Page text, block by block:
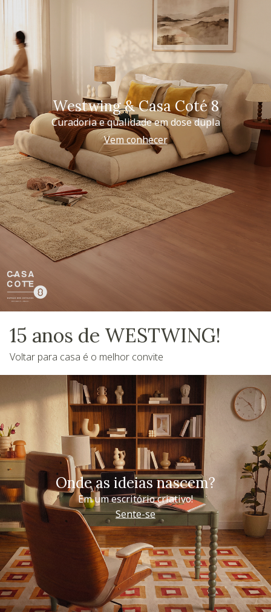
Westwing & Casa Coté 8
Curadoria e qualidade em dose dupla
Vem conhecer
15 anos de WESTWING!
Voltar para casa é o melhor convite
Onde as ideias nascem?
Em um escritório criativo!
Sente-se